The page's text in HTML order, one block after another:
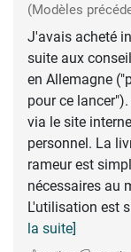
(Modèles
J'avais acheté
suite aux
en Allemagne
pour ce
via le site
personnel. La
rameur est
nécessaires au
L'utilisation est
la suite]